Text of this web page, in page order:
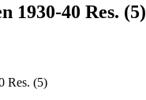
1930-40 Res. (5)